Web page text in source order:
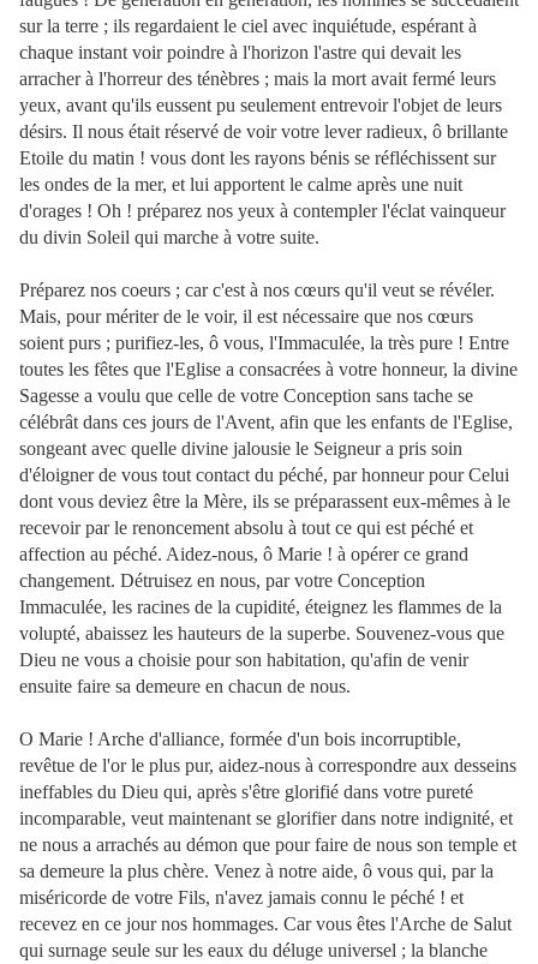
sur la terre ; ils regardaient le ciel avec inquiétude, espérant à
chaque instant voir poindre à l'horizon l'astre qui devait les
arracher à l'horreur des ténèbres ; mais la mort avait fermé leurs
yeux, avant qu'ils eussent pu seulement entrevoir l'objet de leurs
désirs. Il nous était réservé de voir votre lever radieux, ô brillante
Etoile du matin ! vous dont les rayons bénis se réfléchissent sur
les ondes de la mer, et lui apportent le calme après une nuit
d'orages ! Oh ! préparez nos yeux à contempler l'éclat vainqueur
du divin Soleil qui marche à votre suite.
Préparez nos coeurs ; car c'est à nos cœurs qu'il veut se révéler.
Mais, pour mériter de le voir, il est nécessaire que nos cœurs
soient purs ; purifiez-les, ô vous, l'Immaculée, la très pure ! Entre
toutes les fêtes que l'Eglise a consacrées à votre honneur, la divine
Sagesse a voulu que celle de votre Conception sans tache se
célébrât dans ces jours de l'Avent, afin que les enfants de l'Eglise,
songeant avec quelle divine jalousie le Seigneur a pris soin
d'éloigner de vous tout contact du péché, par honneur pour Celui
dont vous deviez être la Mère, ils se préparassent eux-mêmes à le
recevoir par le renoncement absolu à tout ce qui est péché et
affection au péché. Aidez-nous, ô Marie ! à opérer ce grand
changement. Détruisez en nous, par votre Conception
Immaculée, les racines de la cupidité, éteignez les flammes de la
volupté, abaissez les hauteurs de la superbe. Souvenez-vous que
Dieu ne vous a choisie pour son habitation, qu'afin de venir
ensuite faire sa demeure en chacun de nous.
O Marie ! Arche d'alliance, formée d'un bois incorruptible,
revêtue de l'or le plus pur, aidez-nous à correspondre aux desseins
ineffables du Dieu qui, après s'être glorifié dans votre pureté
incomparable, veut maintenant se glorifier dans notre indignité, et
ne nous a arrachés au démon que pour faire de nous son temple et
sa demeure la plus chère. Venez à notre aide, ô vous qui, par la
miséricorde de votre Fils, n'avez jamais connu le péché ! et
recevez en ce jour nos hommages. Car vous êtes l'Arche de Salut
qui surnage seule sur les eaux du déluge universel ; la blanche